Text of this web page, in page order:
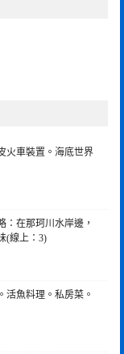
火車裝置。海底世界
：在那珂川水岸邊，
(線上：3)
活魚料理。私房菜。